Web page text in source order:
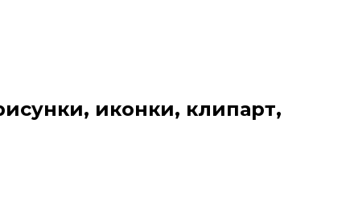
иконки, клипарт,